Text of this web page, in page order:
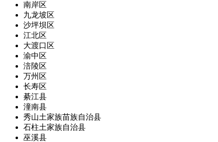
南岸区
九龙坡区
沙坪坝区
江北区
大渡口区
渝中区
涪陵区
万州区
长寿区
綦江县
潼南县
秀山土家族苗族自治县
石柱土家族自治县
巫溪县